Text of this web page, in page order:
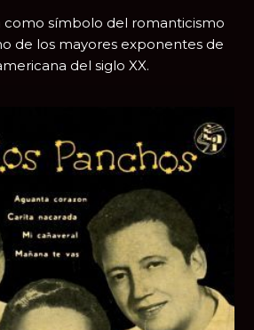
como símbolo del romanticismo
de los mayores exponentes de
del siglo XX.